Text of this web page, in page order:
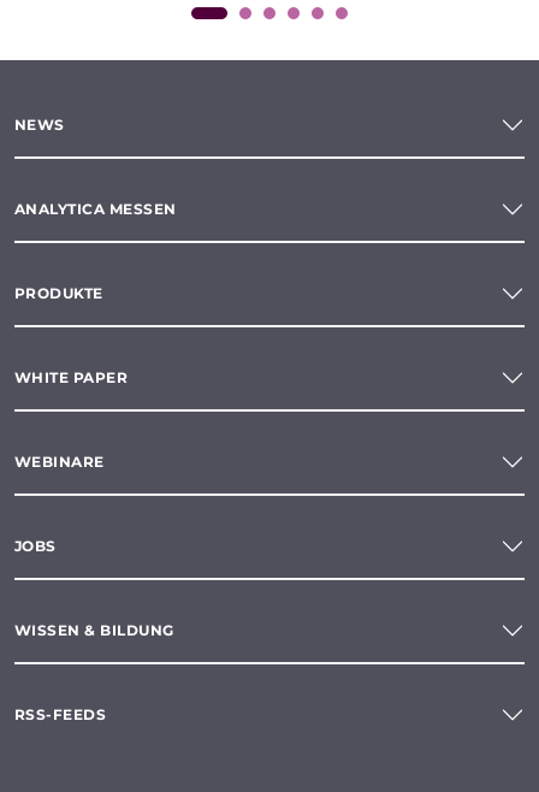
NEWS
ANALYTICA MESSEN
PRODUKTE
WHITE PAPER
WEBINARE
JOBS
WISSEN & BILDUNG
RSS-FEEDS